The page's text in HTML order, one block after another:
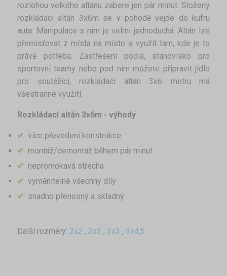
rozlohou velkého altánu zabere jen pár minut. Složený
rozkládací altán 3x6m se v pohodě vejde do kufru
auta. Manipulace s ním je velmi jednoduchá. Altán lze
přemisťovat z místa na místo a využít tam, kde je to
právě potřeba. Zastřešení pódia, stanovisko pro
sportovní teamy nebo pod ním můžete připravit jídlo
pro soutěžící, rozkládací altán 3x6 metru má
všestranné využití.
Rozkládací altán 3x6m - výhody
více převedení konstrukce
montáž/demontáž během pár minut
nepromokavá střecha
vyměnitelné všechny díly
snadno přenosný a skladný
Další rozměry: 2x2 , 2x3 , 3x3 , 3x4,5